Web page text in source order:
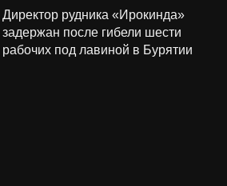
Директор рудника «Ирокинда»
задержан после гибели шести
рабочих под лавиной в Бурятии